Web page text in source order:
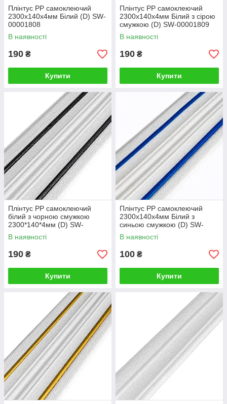
Плінтус РР самоклеючий
2300х140х4мм Білий (D) SW-
00001808
В наявності
190 ₴
Купити
Плінтус РР самоклеючий
2300х140х4мм Білий з сірою
смужкою (D) SW-00001809
В наявності
190 ₴
Купити
Плінтус РР самоклеючий
білий з чорною смужкою
2300*140*4мм (D) SW-
00001810
В наявності
190 ₴
Купити
Плінтус РР самоклеючий
2300х140х4мм Білий з
синьою смужкою (D) SW-
00001811
В наявності
100 ₴
Купити